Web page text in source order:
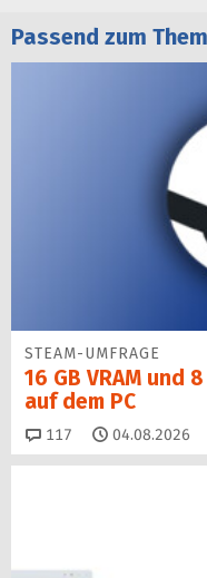
Passend zum
STEAM-UMFRAGE
16 GB VRAM und
auf dem PC
117 Kommentare
04.08.2026